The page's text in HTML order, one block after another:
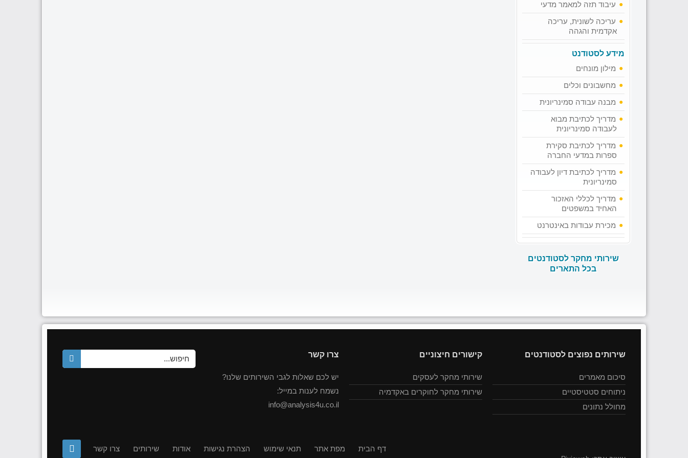
עיבוד תזה למאמר מדעי
עריכה לשונית, עריכה
אקדמית והגהה
מידע לסטודנט
מילון מונחים
מחשבונים וכלים
מבנה עבודה סמינריונית
מדריך לכתיבת מבוא
לעבודה סמינריונית
מדריך לכתיבת סקירת
ספרות במדעי החברה
מדריך לכתיבת דיון לעבודה
סמינריונית
מדריך לכללי האזכור
האחיד במשפטים
מכירת עבודות באינטרנט
שירותי מחקר לסטודנטים
בכל התארים
שירותים נפוצים לסטודנטים
סיכום מאמרים
ניתוחים סטטיסטיים
מחולל נתונים
קישורים חיצוניים
שירותי מחקר לעסקים
שירותי מחקר לחוקרים באקדמיה
צרו קשר
יש לכם שאלות לגבי השירותים שלנו?
נשמח לענות במייל:
info@analysis4u.co.il
דף הבית מפת אתר תנאי שימוש הצהרת נגישות אודות שירותים צרו קשר